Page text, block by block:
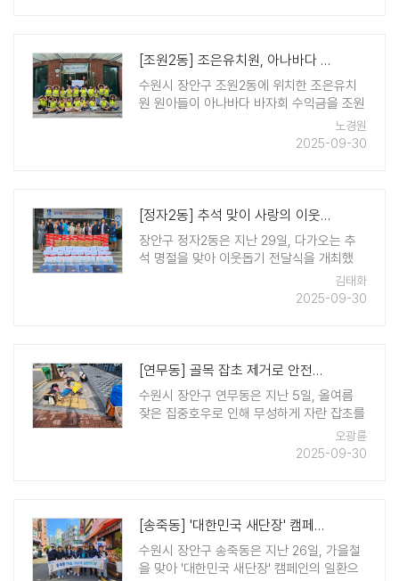
[조원2동] 조은유치원, 아나바다 성금 기탁 '훈훈'
수원시 장안구 조원2동에 위치한 조은유치
원 원아들이 아나바다 바자회 수익금을 조원
2동에 기탁하여 훈훈한 감동을 주고 있다. 아
나바다 행사는 아이들이 집에서 사용하지 않
노경원
2025-09-30
[정자2동] 추석 맞이 사랑의 이웃돕기 전달식 개최
장안구 정자2동은 지난 29일, 다가오는 추
석 명절을 맞아 이웃돕기 전달식을 개최했
다. 이번 행사는 지역사회의 연대와 나눔을
실천하고, 소외된 이웃들에게 행복한 명절을
김태화
2025-09-30
[연무동] 골목 잡초 제거로 안전한 보행환경 조성
수원시 장안구 연무동은 지난 5일, 올여름
잦은 집중호우로 인해 무성하게 자란 잡초를
제거하는 대대적인 환경정비 활동을 벌였다
고 밝혔다. 이번 잡초 제거 활동은 지난 장룡
오광륜
2025-09-30
[송죽동] '대한민국 새단장' 캠페인 동참, 지역 환경정비 실시
수원시 장안구 송죽동은 지난 26일, 가을철
을 맞아 '대한민국 새단장' 캠페인의 일환으